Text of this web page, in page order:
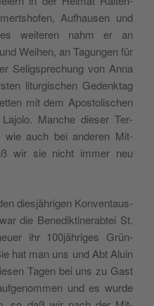
Aufhausen und
weit­eren nahm er an
Wei­hen, an Tagun­gen für
Seligsprechung von Anna
litur­gis­chen Gedenk­tag
mit dem Apos­tolis­chen
Manche dieser Ter­
wie auch bei anderen Mit­
wir sie nicht immer neu
diesjähri­gen Kon­ven­taus­
die Benedik­tin­er­a­btei St.
ihr 100jähriges Grün­
hat man uns und Abt Aluin
Tagen bei uns zu Gast
und es wurde